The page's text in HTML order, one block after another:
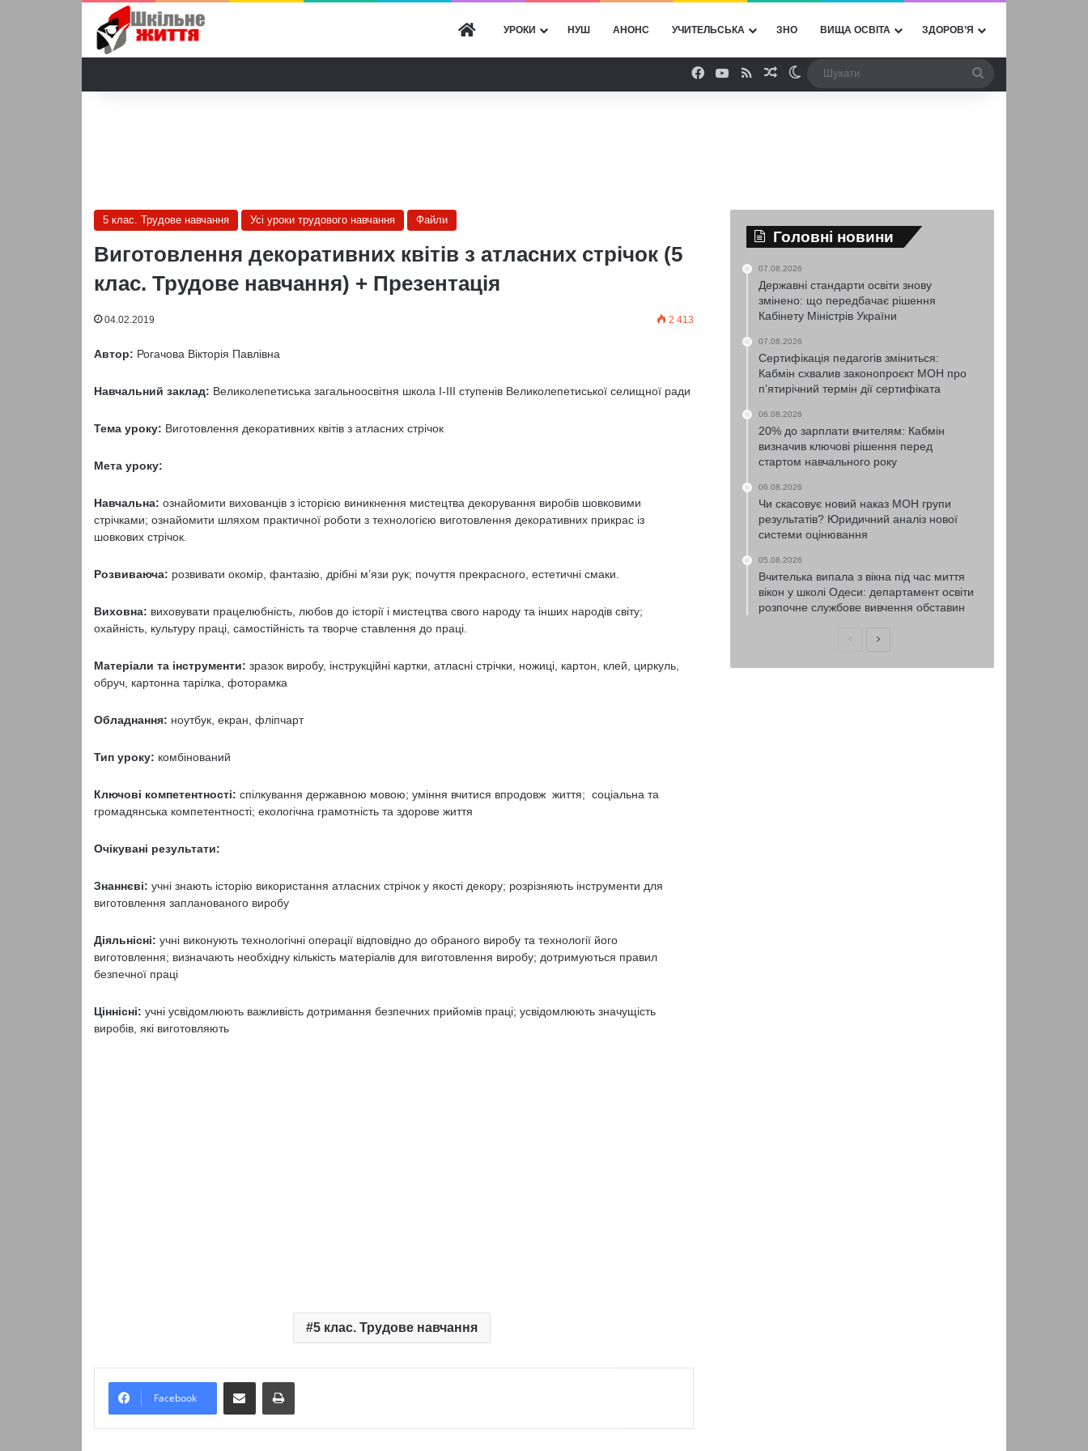
ГОЛОВНА
УРОКИ НУШ АНОНС УЧИТЕЛЬСЬКА ЗНО ВИЩА ОСВІТА ЗДОРОВ’Я
Facebook
YouTube
RSSВипадкова стаття
Switch skin
5 клас. Трудове навчання Усі уроки трудового навчання Файли
Виготовлення декоративних квітів з атласних стрічок (5
клас. Трудове навчання) + Презентація
04.02.2019 2 413
Автор: Рогачова Вікторія Павлівна
Навчальний заклад: Великолепетиська загальноосвітня школа І-ІІІ ступенів Великолепетиської селищної ради
Тема уроку: Виготовлення декоративних квітів з атласних стрічок
Мета уроку:
Навчальна: ознайомити вихованців з історією виникнення мистецтва декорування виробів шовковими
стрічками; ознайомити шляхом практичної роботи з технологією виготовлення декоративних прикрас із
шовкових стрічок.
Розвиваюча: розвивати окомір, фантазію, дрібні м’язи рук; почуття прекрасного, естетичні смаки.
Виховна: виховувати працелюбність, любов до історії і мистецтва свого народу та інших народів світу;
охайність, культуру праці, самостійність та творче ставлення до праці.
Матеріали та інструменти: зразок виробу, інструкційні картки, атласні стрічки, ножиці, картон, клей, циркуль,
обруч, картонна тарілка, фоторамка
Обладнання: ноутбук, екран, фліпчарт
Тип уроку: комбінований
Ключові компетентності: спілкування державною мовою; уміння вчитися впродовж життя; соціальна та
громадянська компетентності; екологічна грамотність та здорове життя
Очікувані результати:
Знаннєві: учні знають історію використання атласних стрічок у якості декору; розрізняють інструменти для
виготовлення запланованого виробу
Діяльнісні: учні виконують технологічні операції відповідно до обраного виробу та технології його
виготовлення; визначають необхідну кількість матеріалів для виготовлення виробу; дотримуються правил
безпечної праці
Ціннісні: учні усвідомлюють важливість дотримання безпечних прийомів праці; усвідомлюють значущість
виробів, які виготовляють
5 клас. Трудове навчання
Facebook
Надіслати електронною поштоюНадрукувати
Головні новини
07.08.2026
Державні стандарти освіти знову
змінено: що передбачає рішення
Кабінету Міністрів України
07.08.2026
Сертифікація педагогів зміниться:
Кабмін схвалив законопроєкт МОН про
п’ятирічний термін дії сертифіката
06.08.2026
20% до зарплати вчителям: Кабмін
визначив ключові рішення перед
стартом навчального року
06.08.2026
Чи скасовує новий наказ МОН групи
результатів? Юридичний аналіз нової
системи оцінювання
05.08.2026
Вчителька випала з вікна під час миття
вікон у школі Одеси: департамент освіти
розпочне службове вивчення обставин
ПопередняНаступна